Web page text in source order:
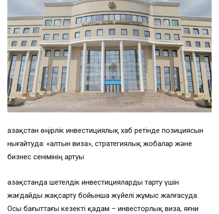
Қазақстан өңірлік инвестициялық хаб ретінде позициясын
нығайтуда: «алтын виза», стратегиялық жобалар және
бизнес сенімінің артуы
Қазақстанда шетелдік инвестицияларды тарту үшін
жағдайды жақсарту бойынша жүйелі жұмыс жалғасуда.
Осы бағыттағы кезекті қадам – инвесторлық виза, яғни